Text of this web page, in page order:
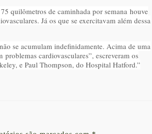
quilômetros de caminhada por semana houve
Já os que se exercitavam além dessa
se acumulam indefinidamente. Acima de uma
cardiovasculares”, escreveram os
e Paul Thompson, do Hospital Hatford.”